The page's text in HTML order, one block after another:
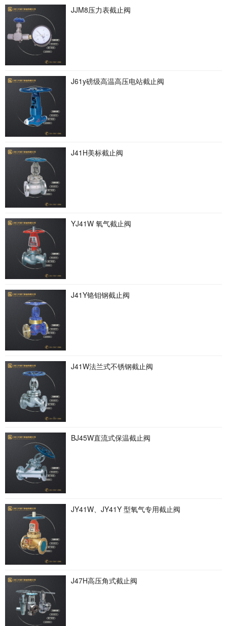
JJM8压力表截止阀
J61y磅级高温高压电站截止阀
J41H美标截止阀
YJ41W 氧气截止阀
J41Y铬钼钢截止阀
J41W法兰式不锈钢截止阀
BJ45W直流式保温截止阀
JY41W、JY41Y 型氧气专用截止阀
J47H高压角式截止阀